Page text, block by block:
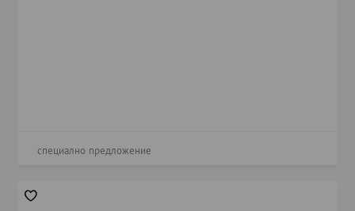
специално предложение